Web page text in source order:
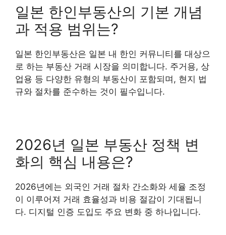
일본 한인부동산의 기본 개념
과 적용 범위는?
일본 한인부동산은 일본 내 한인 커뮤니티를 대상으
로 하는 부동산 거래 시장을 의미합니다. 주거용, 상
업용 등 다양한 유형의 부동산이 포함되며, 현지 법
규와 절차를 준수하는 것이 필수입니다.
2026년 일본 부동산 정책 변
화의 핵심 내용은?
2026년에는 외국인 거래 절차 간소화와 세율 조정
이 이루어져 거래 효율성과 비용 절감이 기대됩니
다. 디지털 인증 도입도 주요 변화 중 하나입니다.